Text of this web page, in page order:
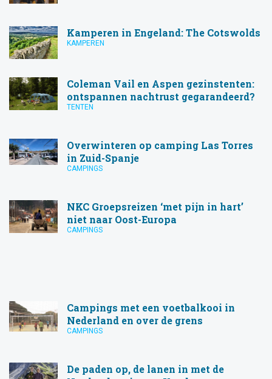
Kamperen in Engeland: The Cotswolds
KAMPEREN
Coleman Vail en Aspen gezinstenten:
ontspannen nachtrust gegarandeerd?
TENTEN
Overwinteren op camping Las Torres
in Zuid-Spanje
CAMPINGS
NKC Groepsreizen ‘met pijn in hart’
niet naar Oost-Europa
CAMPINGS
Campings met een voetbalkooi in
Nederland en over de grens
CAMPINGS
De paden op, de lanen in met de